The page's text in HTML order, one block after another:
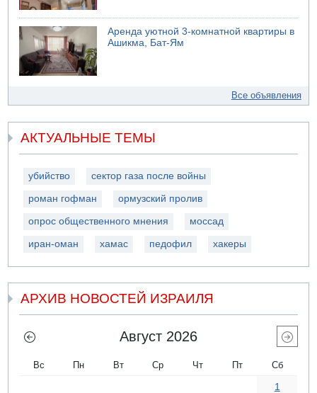
Аренда уютной 3-комнатной квартиры в
Ашикма, Бат-Ям
Все объявления
АКТУАЛЬНЫЕ ТЕМЫ
убийство сектор газа после войны
роман гофман ормузский пролив
опрос общественного мнения моссад
иран-оман хамас педофил хакеры
АРХИВ НОВОСТЕЙ ИЗРАИЛЯ
Август 2026
Вс Пн Вт Ср Чт Пт Сб
1